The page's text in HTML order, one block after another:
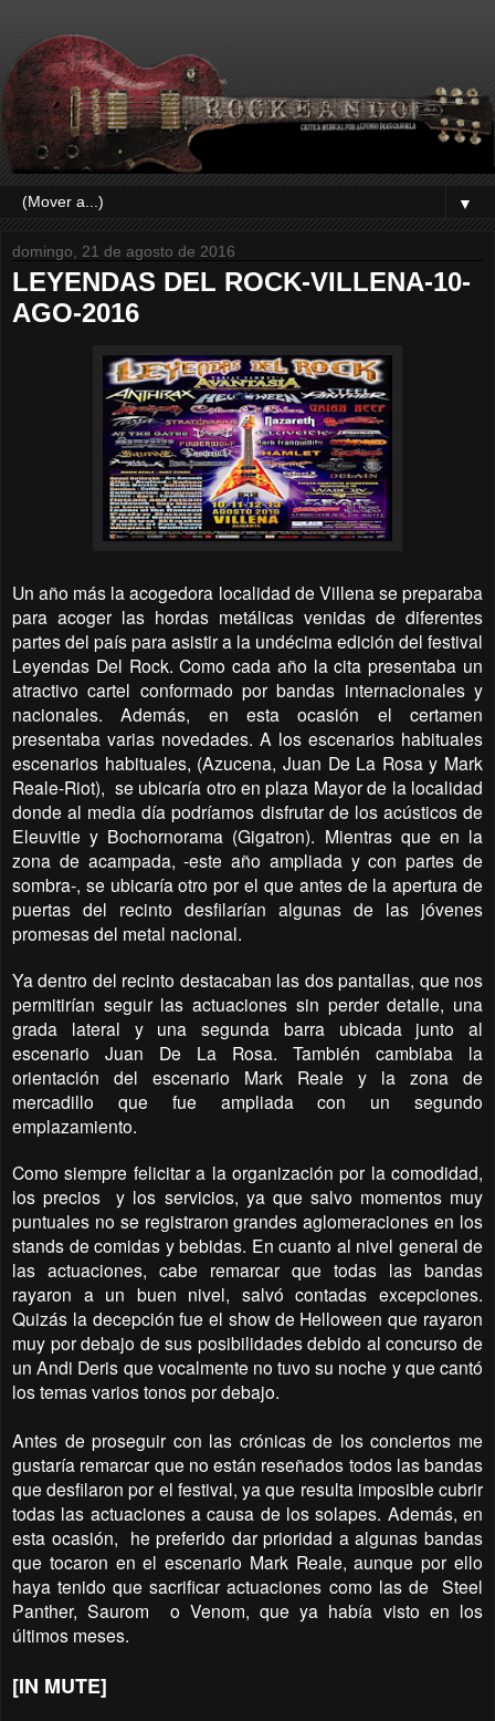
▼
domingo, 21 de agosto de 2016
LEYENDAS DEL ROCK-VILLENA-10-
AGO-2016
Un año más la acogedora localidad de Villena se preparaba
para acoger las hordas metálicas venidas de diferentes
partes del país para asistir a la undécima edición del festival
Leyendas Del Rock. Como cada año la cita presentaba un
atractivo cartel conformado por bandas internacionales y
nacionales. Además, en esta ocasión el certamen
presentaba varias novedades. A los escenarios habituales
escenarios habituales, (Azucena, Juan De La Rosa y Mark
Reale-Riot), se ubicaría otro en plaza Mayor de la localidad
donde al media día podríamos disfrutar de los acústicos de
Eleuvitie y Bochornorama (Gigatron). Mientras que en la
zona de acampada, -este año ampliada y con partes de
sombra-, se ubicaría otro por el que antes de la apertura de
puertas del recinto desfilarían algunas de las jóvenes
promesas del metal nacional.
Ya dentro del recinto destacaban las dos pantallas, que nos
permitirían seguir las actuaciones sin perder detalle, una
grada lateral y una segunda barra ubicada junto al
escenario Juan De La Rosa. También cambiaba la
orientación del escenario Mark Reale y la zona de
mercadillo que fue ampliada con un segundo
emplazamiento.
Como siempre felicitar a la organización por la comodidad,
los precios y los servicios, ya que salvo momentos muy
puntuales no se registraron grandes aglomeraciones en los
stands de comidas y bebidas. En cuanto al nivel general de
las actuaciones, cabe remarcar que todas las bandas
rayaron a un buen nivel, salvó contadas excepciones.
Quizás la decepción fue el show de Helloween que rayaron
muy por debajo de sus posibilidades debido al concurso de
un Andi Deris que vocalmente no tuvo su noche y que cantó
los temas varios tonos por debajo.
Antes de proseguir con las crónicas de los conciertos me
gustaría remarcar que no están reseñados todos las bandas
que desfilaron por el festival, ya que resulta imposible cubrir
todas las actuaciones a causa de los solapes. Además, en
esta ocasión, he preferido dar prioridad a algunas bandas
que tocaron en el escenario Mark Reale, aunque por ello
haya tenido que sacrificar actuaciones como las de Steel
Panther, Saurom o Venom, que ya había visto en los
últimos meses.
[IN MUTE]